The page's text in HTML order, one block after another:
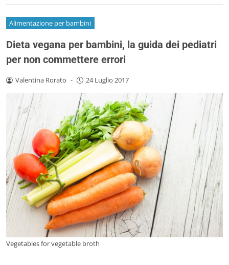
Alimentazione per bambini
Dieta vegana per bambini, la guida dei pediatri
per non commettere errori
Valentina Rorato - 24 Luglio 2017
Vegetables for vegetable broth